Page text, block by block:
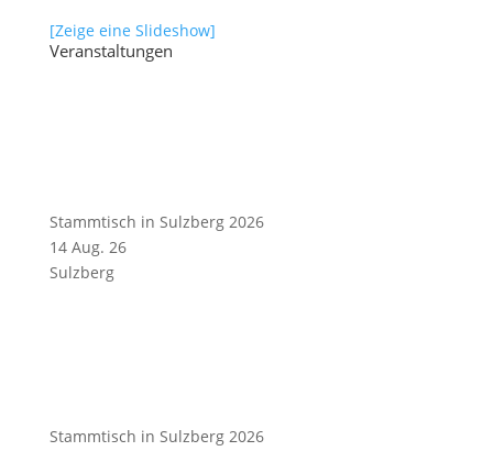
[Zeige eine Slideshow]
Veranstaltungen
Stammtisch in Sulzberg 2026
14 Aug. 26
Sulzberg
Stammtisch in Sulzberg 2026